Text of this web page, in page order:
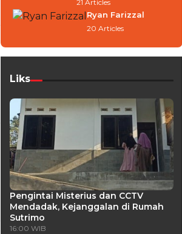
21 Articles
Ryan Farizzal
20 Articles
Liks
Pengintai Misterius dan CCTV
Mendadak, Kejanggalan di Rumah
Sutrimo
16:00 WIB